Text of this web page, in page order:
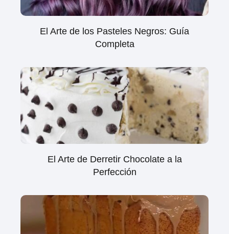
El Arte de los Pasteles Negros: Guía
Completa
El Arte de Derretir Chocolate a la
Perfección